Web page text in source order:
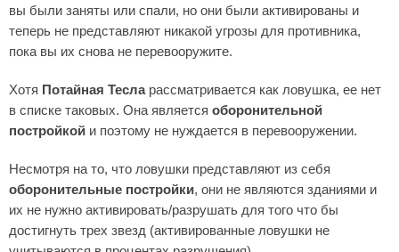
вы были заняты или спали, но они были активированы и
теперь не представляют никакой угрозы для противника,
пока вы их снова не перевооружите.
Хотя Потайная Тесларассматривается как ловушка, ее нет
в списке таковых. Она является оборонительной
постройкой и поэтому не нуждается в перевооружении.
Несмотря на то, что ловушки представляют из себя
оборонительные постройки, они не являются зданиями и
их не нужно активировать/разрушать для того что бы
достигнуть трех звезд (активированные ловушки не